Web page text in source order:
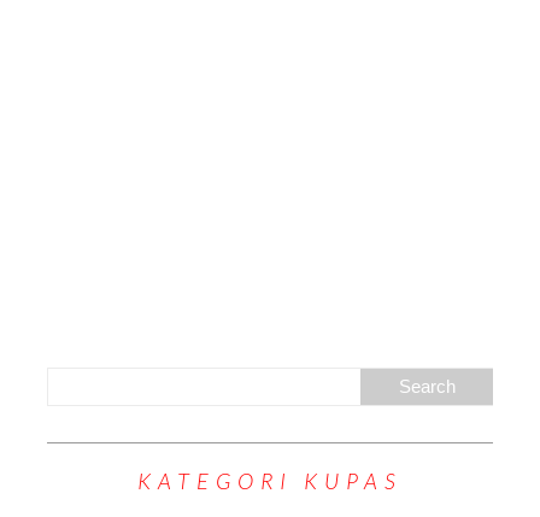
KATEGORI KUPAS